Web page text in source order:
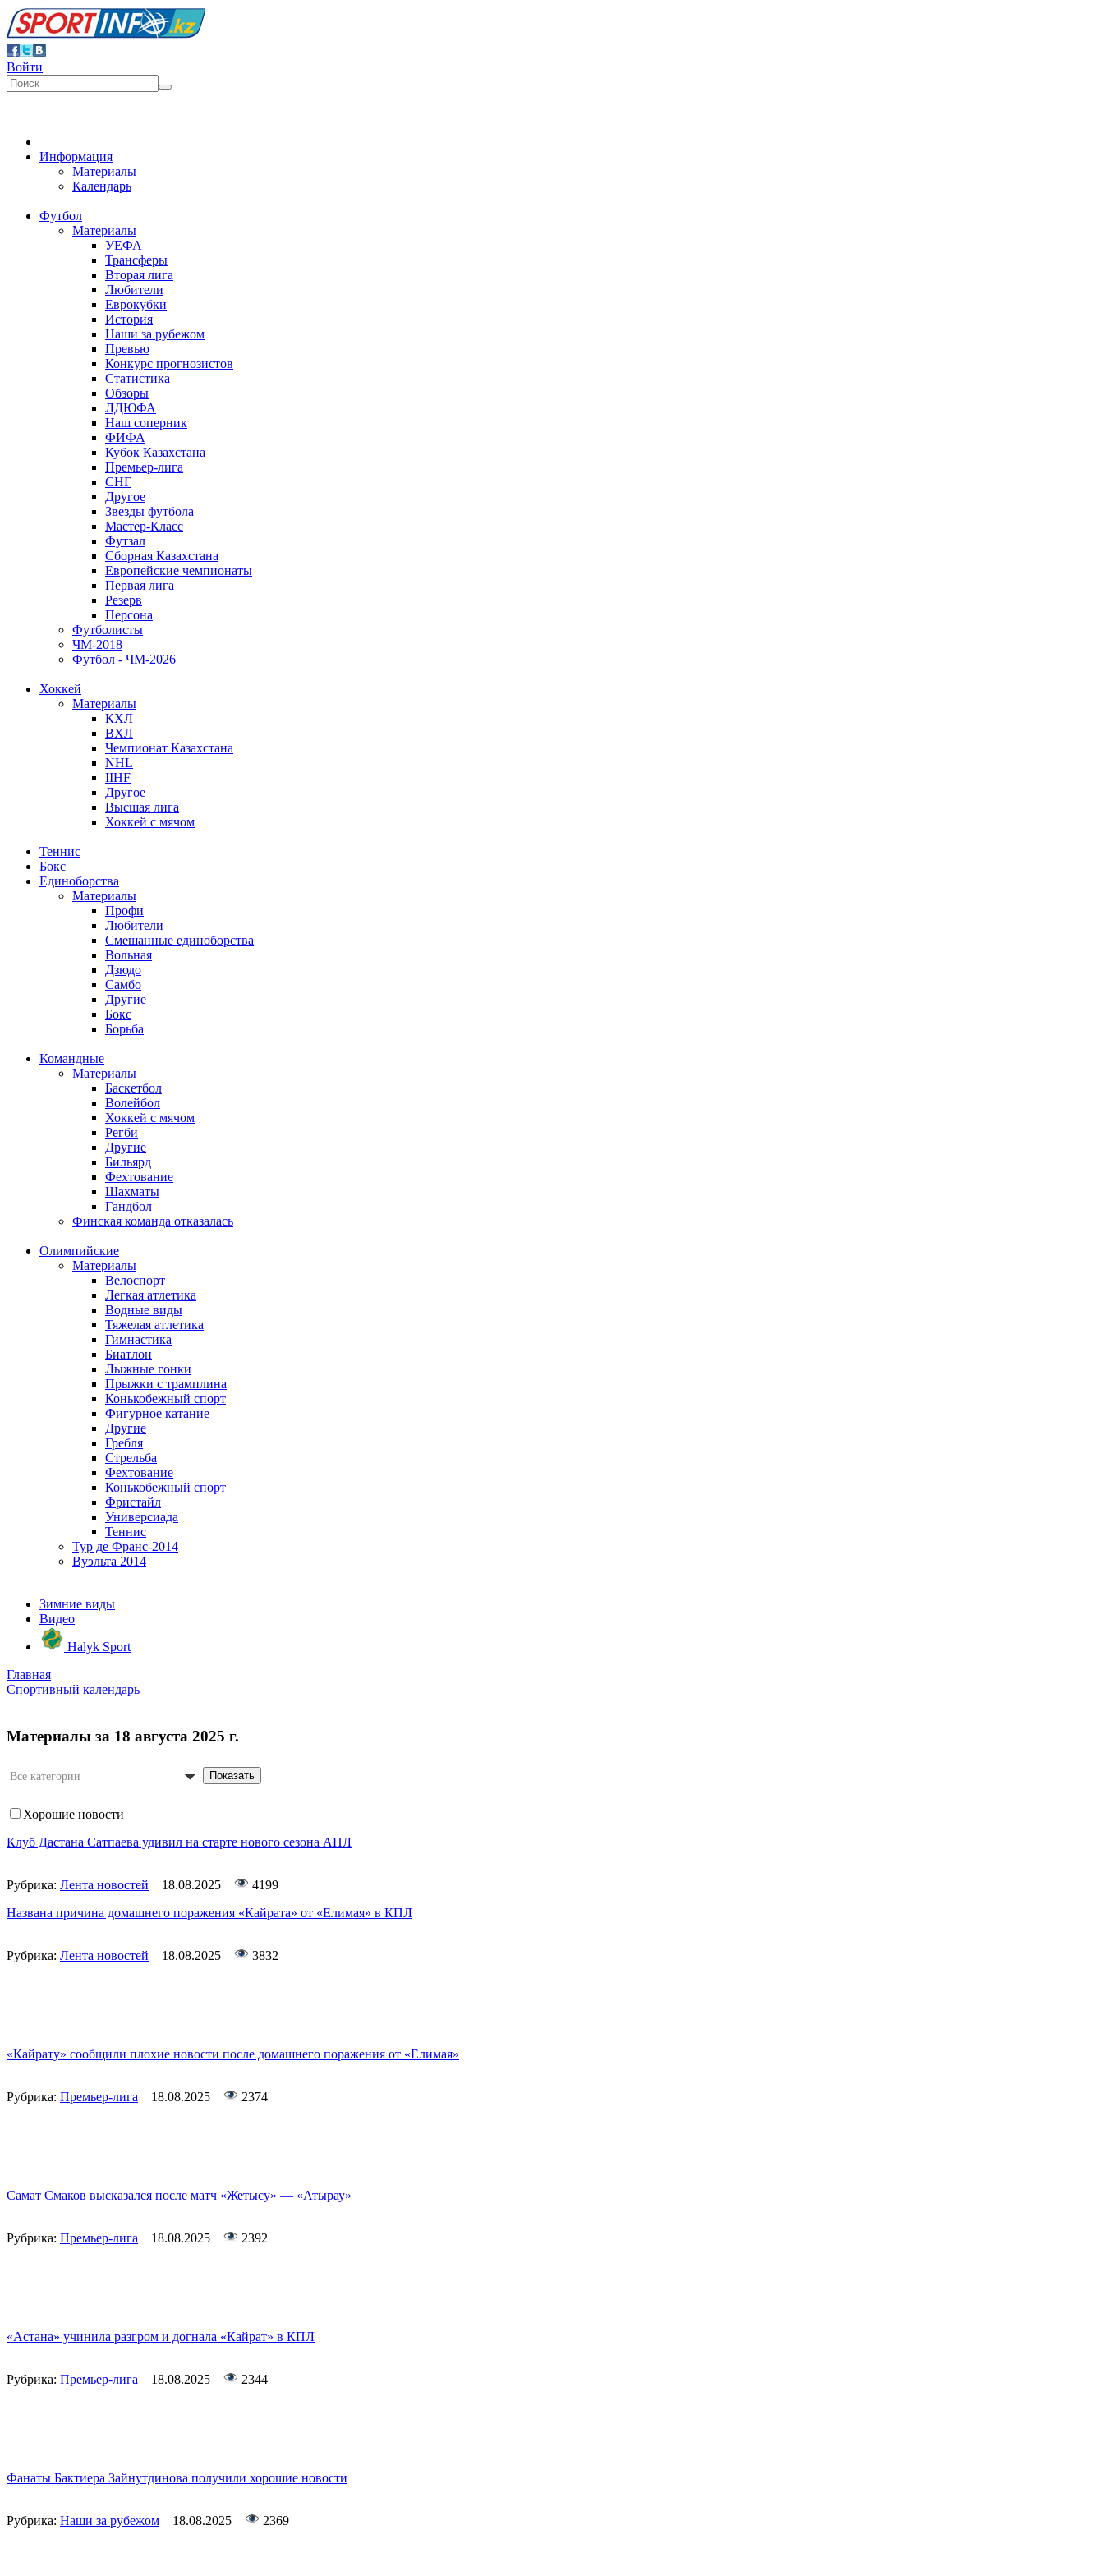
Войти
Информация
Материалы
Календарь
Футбол
Материалы
УЕФА
Трансферы
Вторая лига
Любители
Еврокубки
История
Наши за рубежом
Превью
Конкурс прогнозистов
Статистика
Обзоры
ЛДЮФА
Наш соперник
ФИФА
Кубок Казахстана
Премьер-лига
СНГ
Другое
Звезды футбола
Мастер-Класс
Футзал
Сборная Казахстана
Европейские чемпионаты
Первая лига
Резерв
Персона
Футболисты
ЧМ-2018
Футбол - ЧМ-2026
Хоккей
Материалы
КХЛ
ВХЛ
Чемпионат Казахстана
NHL
IIHF
Другое
Высшая лига
Хоккей с мячом
Теннис
Бокс
Единоборства
Материалы
Профи
Любители
Смешанные единоборства
Вольная
Дзюдо
Самбо
Другие
Бокс
Борьба
Командные
Материалы
Баскетбол
Волейбол
Хоккей с мячом
Регби
Другие
Бильярд
Фехтование
Шахматы
Гандбол
Финская команда отказалась
Олимпийские
Материалы
Велоспорт
Легкая атлетика
Водные виды
Тяжелая атлетика
Гимнастика
Биатлон
Лыжные гонки
Прыжки с трамплина
Конькобежный спорт
Фигурное катание
Другие
Гребля
Стрельба
Фехтование
Конькобежный спорт
Фристайл
Универсиада
Теннис
Тур де Франс-2014
Вуэльта 2014
Зимние виды
Видео
Halyk Sport
Главная
Спортивный календарь
Материалы за 18 августа 2025 г.
Все категории Показать
Хорошие новости
Клуб Дастана Сатпаева удивил на старте нового сезона АПЛ
Рубрика: Лента новостей 18.08.2025
4199
Названа причина домашнего поражения «Кайрата» от «Елимая» в КПЛ
Рубрика: Лента новостей 18.08.2025 3832
«Кайрату» сообщили плохие новости после домашнего поражения от «Елимая»
Рубрика: Премьер-лига 18.08.2025 2374
Самат Смаков высказался после матч «Жетысу» — «Атырау»
Рубрика: Премьер-лига 18.08.2025 2392
«Астана» учинила разгром и догнала «Кайрат» в КПЛ
Рубрика: Премьер-лига 18.08.2025 2344
Фанаты Бактиера Зайнутдинова получили хорошие новости
Рубрика: Наши за рубежом 18.08.2025 2369